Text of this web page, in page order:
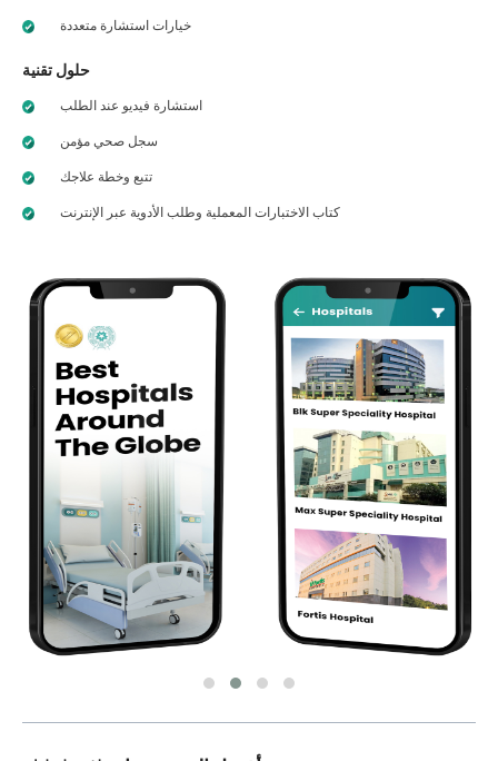
خيارات استشارة متعددة
حلول تقنية
استشارة فيديو عند الطلب
سجل صحي مؤمن
تتبع وخطة علاجك
كتاب الاختبارات المعملية وطلب الأدوية عبر الإنترنت